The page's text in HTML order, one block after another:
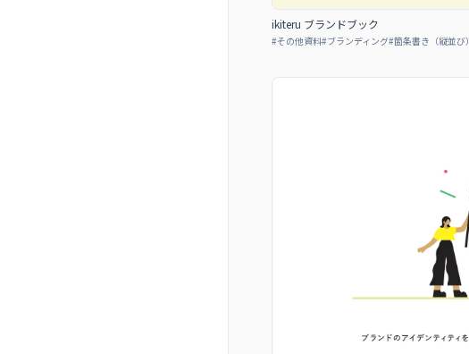
ikiteru ブランドブック
#その他資料#ブランディング#箇条書き（縦並び）